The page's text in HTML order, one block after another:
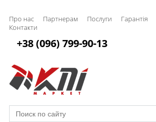
Про нас Партнерам Послуги Гарантія
Контакти
+38 (096) 799-90-13